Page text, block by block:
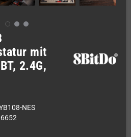
mit
2.4G,
NES